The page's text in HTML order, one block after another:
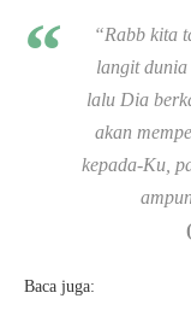
“Rabb kita
langit dunia
lalu Dia
akan
kepada-Ku,
Baca juga: